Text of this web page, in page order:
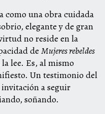
como una obra cuidada
elegante y de gran
no reside en la
de Mujeres rebeldes
lee. Es, al mismo
Un testimonio del
a seguir
soñando.